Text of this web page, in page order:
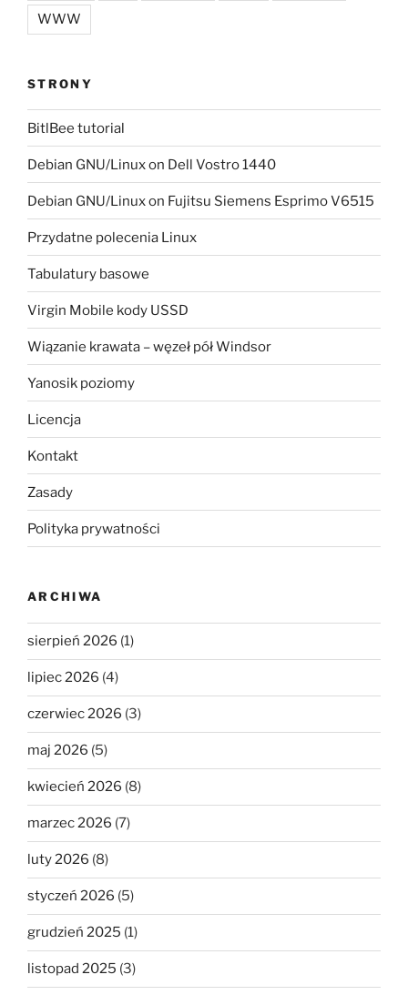
WWW
STRONY
BitlBee tutorial
Debian GNU/Linux on Dell Vostro 1440
Debian GNU/Linux on Fujitsu Siemens Esprimo V6515
Przydatne polecenia Linux
Tabulatury basowe
Virgin Mobile kody USSD
Wiązanie krawata – węzeł pół Windsor
Yanosik poziomy
Licencja
Kontakt
Zasady
Polityka prywatności
ARCHIWA
sierpień 2026 (1)
lipiec 2026 (4)
czerwiec 2026 (3)
maj 2026 (5)
kwiecień 2026 (8)
marzec 2026 (7)
luty 2026 (8)
styczeń 2026 (5)
grudzień 2025 (1)
listopad 2025 (3)